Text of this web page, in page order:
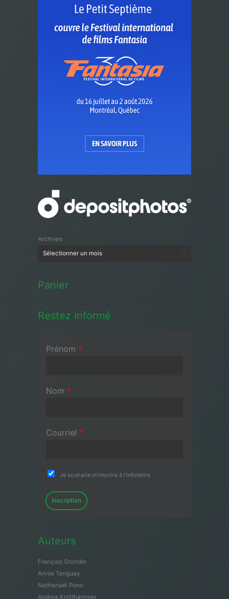
Archives
Panier
Restez informé
Prénom *
Nom *
Courriel *
Je souhaite m'inscrire à l'infolettre
Inscription
Auteurs
François Grondin
Annie Tanguay
Nathanaël Pono
Andrea Krotthammer